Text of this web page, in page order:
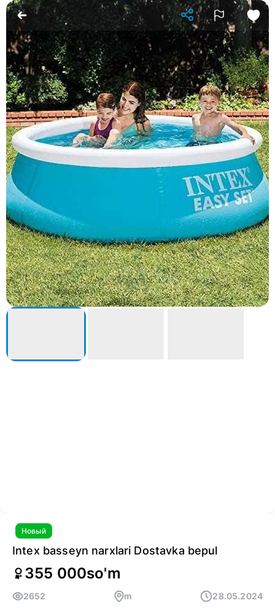
Новый
Intex basseyn narxlari Dostavka bepul
355 000so'm
2652 m 28.05.2024